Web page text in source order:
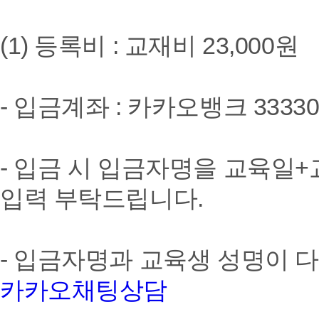
(1) 등록비 : 교재비 23,000원
- 입금계좌 : 카카오뱅크
- 입금 시 입금자명을 교육일
입력 부탁드립니다.
- 입금자명과 교육생 성명이
카카오채팅상담